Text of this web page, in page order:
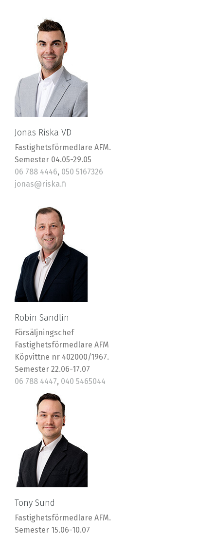
Jonas Riska VD
Fastighetsförmedlare AFM.
Semester 04.05-29.05
06 788 4446, 050 5167326
jonas@riska.fi
Robin Sandlin
Försäljningschef
Fastighetsförmedlare AFM
Köpvittne nr 402000/1967.
Semester 22.06-17.07
06 788 4447, 040 5465044
robin@riska.fi
Tony Sund
Fastighetsförmedlare AFM.
Semester 15.06-10.07